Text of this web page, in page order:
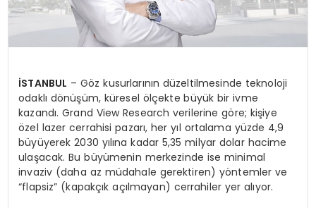
İSTANBUL – Göz kusurlarının düzeltilmesinde teknoloji
odaklı dönüşüm, küresel ölçekte büyük bir ivme
kazandı. Grand View Research verilerine göre; kişiye
özel lazer cerrahisi pazarı, her yıl ortalama yüzde 4,9
büyüyerek 2030 yılına kadar 5,35 milyar dolar hacime
ulaşacak. Bu büyümenin merkezinde ise minimal
invaziv (daha az müdahale gerektiren) yöntemler ve
“flapsiz” (kapakçık açılmayan) cerrahiler yer alıyor.